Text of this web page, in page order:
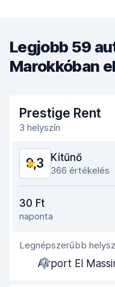
Legjobb 59
Marokkóban
Prestige Rent
3 helyszín
9,3 Kitűnő
366 értékelés
Könnyű megtalálás
Ügynöki
Az autó átvételéhez
30 Ft
naponta
Legnépszerűbb
Airport El